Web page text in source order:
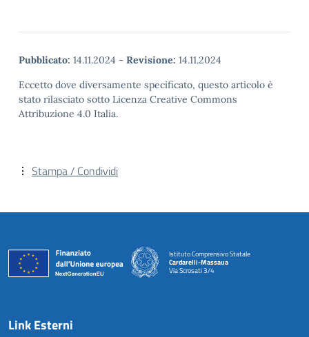
Pubblicato: 14.11.2024 - Revisione: 14.11.2024
Eccetto dove diversamente specificato, questo articolo è
stato rilasciato sotto Licenza Creative Commons
Attribuzione 4.0 Italia.
Stampa / Condividi
Istituto Comprensivo Statale
Cardarelli-Massaua
Via Scrosati 3/4
Link Esterni